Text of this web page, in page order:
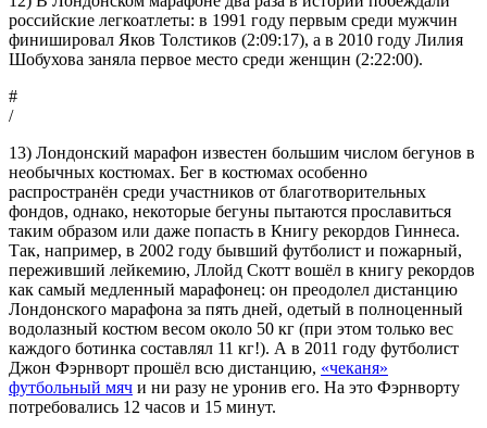
российские легкоатлеты: в 1991 году первым среди мужчин
финишировал Яков Толстиков (2:09:17), а в 2010 году Лилия
Шобухова заняла первое место среди женщин (2:22:00).
#
/
13) Лондонский марафон известен большим числом бегунов в
необычных костюмах. Бег в костюмах особенно
распространён среди участников от благотворительных
фондов, однако, некоторые бегуны пытаются прославиться
таким образом или даже попасть в Книгу рекордов Гиннеса.
Так, например, в 2002 году бывший футболист и пожарный,
переживший лейкемию, Ллойд Скотт вошёл в книгу рекордов
как самый медленный марафонец: он преодолел дистанцию
Лондонского марафона за пять дней, одетый в полноценный
водолазный костюм весом около 50 кг (при этом только вес
каждого ботинка составлял 11 кг!). А в 2011 году футболист
Джон Фэрнворт прошёл всю дистанцию, «чеканя»
футбольный мяч и ни разу не уронив его. На это Фэрнворту
потребовались 12 часов и 15 минут.